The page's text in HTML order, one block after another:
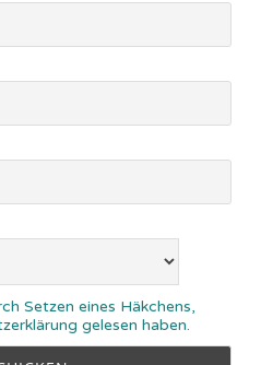
Setzen eines Häkchens,
gelesen haben.